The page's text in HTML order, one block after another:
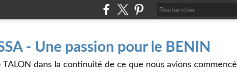
- Une passion pour le BENIN
dans la continuité de ce que nous avions commencé